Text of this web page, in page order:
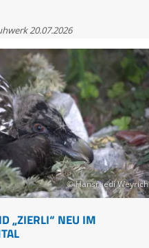
ausgeflogen!
20.07.2026
© Hansruedi Weyrich
„ZIERLI“ NEU IM